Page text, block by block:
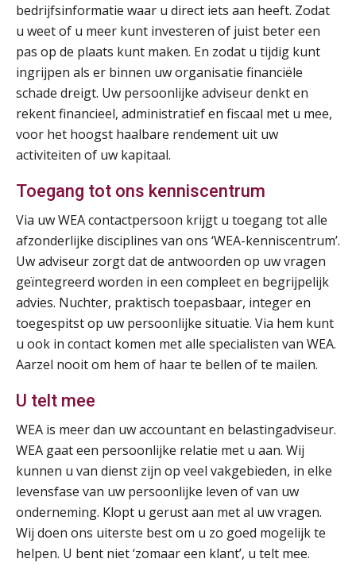
bedrijfsinformatie waar u direct iets aan heeft. Zodat
u weet of u meer kunt investeren of juist beter een
pas op de plaats kunt maken. En zodat u tijdig kunt
ingrijpen als er binnen uw organisatie financiële
schade dreigt. Uw persoonlijke adviseur denkt en
rekent financieel, administratief en fiscaal met u mee,
voor het hoogst haalbare rendement uit uw
activiteiten of uw kapitaal.
Toegang tot ons kenniscentrum
Via uw WEA contactpersoon krijgt u toegang tot alle
afzonderlijke disciplines van ons ‘WEA-kenniscentrum’.
Uw adviseur zorgt dat de antwoorden op uw vragen
geïntegreerd worden in een compleet en begrijpelijk
advies. Nuchter, praktisch toepasbaar, integer en
toegespitst op uw persoonlijke situatie. Via hem kunt
u ook in contact komen met alle specialisten van WEA.
Aarzel nooit om hem of haar te bellen of te mailen.
U telt mee
WEA is meer dan uw accountant en belastingadviseur.
WEA gaat een persoonlijke relatie met u aan. Wij
kunnen u van dienst zijn op veel vakgebieden, in elke
levensfase van uw persoonlijke leven of van uw
onderneming. Klopt u gerust aan met al uw vragen.
Wij doen ons uiterste best om u zo goed mogelijk te
helpen. U bent niet ‘zomaar een klant’, u telt mee.
26
AUG
Opfriscursus PDL (NIRPA PE)
Markus Verbeek Praehep
26
AUG
Summercourse Impact en invloed van AI op de salarisverwerking (basis)
MOCuitgevers
27
AUG
Summercourse Impact en invloed van AI op de salarisverwerking (verdieping)
MOCuitgevers
AUG
MOCuitgevers
28
AUG
Opfriscursus VPS (NIRPA PE)
Markus Verbeek Praehep
31
AUG
Praktijkdiploma Loonadministratie (PDL®)
Markus Verbeek Praehep
01
03
SEP
Online cursus Wwft voor salarisadministrateurs (inclusief praktijkmodellen)
MOCuitgevers
SEP
Online cursus Bedingen in de arbeidsovereenkomst
MOCuitgevers